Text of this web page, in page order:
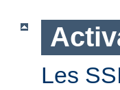
Les